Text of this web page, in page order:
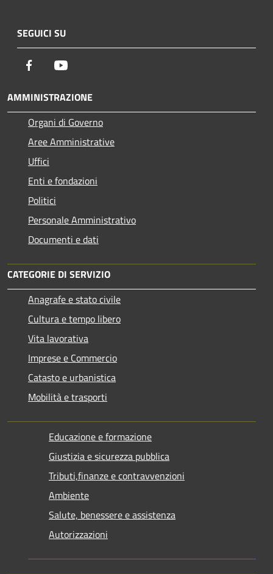
SEGUICI SU
Facebook
AMMINISTRAZIONE
Organi di Governo
Aree Amministrative
Uffici
Enti e fondazioni
Politici
Personale Amministrativo
Documenti e dati
CATEGORIE DI SERVIZIO
Anagrafe e stato civile
Cultura e tempo libero
Vita lavorativa
Imprese e Commercio
Catasto e urbanistica
Mobilità e trasporti
Educazione e formazione
Giustizia e sicurezza pubblica
Tributi,finanze e contravvenzioni
Ambiente
Salute, benessere e assistenza
Autorizzazioni